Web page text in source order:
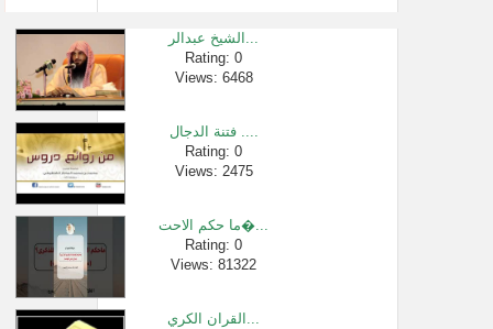
الشيخ عبدالر...
Rating: 0
Views: 6468
فتنة الدجال ....
Rating: 0
Views: 2475
ما حكم الاحت�...
Rating: 0
Views: 81322
القران الكري...